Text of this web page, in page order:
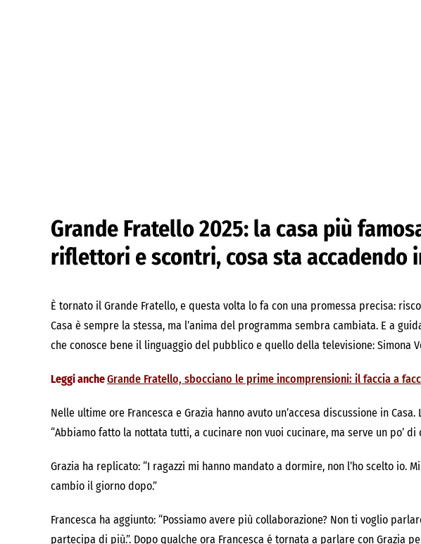
Grande Fratello 2025: la casa più
riflettori e scontri, cosa sta accadendo
È tornato il Grande Fratello, e questa volta lo fa con una promessa precisa:
Casa è sempre la stessa, ma l’anima del programma sembra cambiata. E a
che conosce bene il linguaggio del pubblico e quello della televisione: Simona
Leggi ancheGrande Fratello, sbocciano le prime incomprensioni: il faccia a
Nelle ultime ore Francesca e Grazia hanno avuto un’accesa discussione in
“Abbiamo fatto la nottata tutti, a cucinare non vuoi cucinare, ma serve un po’ di
Grazia ha replicato: “I ragazzi mi hanno mandato a dormire, non l’ho scelto io.
cambio il giorno dopo.”
Francesca ha aggiunto: “Possiamo avere più collaborazione? Non ti voglio
partecipa di più.”. Dopo qualche ora Francesca é tornata a parlare con Grazia